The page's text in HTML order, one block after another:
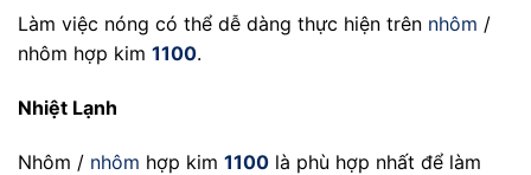
Làm việc nóng có thể dễ dàng thực hiện trên nhôm /
nhôm hợp kim 1100.
Nhiệt Lạnh
Nhôm / nhôm hợp kim 1100 là phù hợp nhất để làm